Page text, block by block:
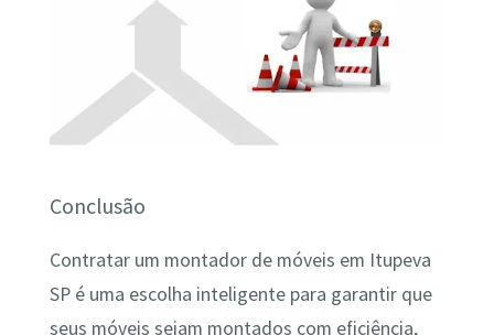
Conclusão
Contratar um montador de móveis em Itupeva
SP é uma escolha inteligente para garantir que
seus móveis sejam montados com eficiência,